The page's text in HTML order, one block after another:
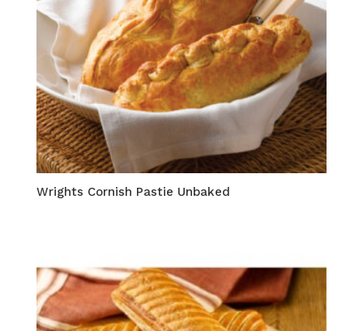
Wrights Cornish Pastie Unbaked